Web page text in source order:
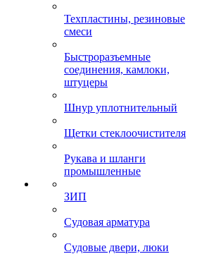
Техпластины, резиновые
смеси
Быстроразъемные
соединения, камлоки,
штуцеры
Шнур уплотнительный
Щетки стеклоочистителя
Рукава и шланги
промышленные
ЗИП
Судовая арматура
Судовые двери, люки